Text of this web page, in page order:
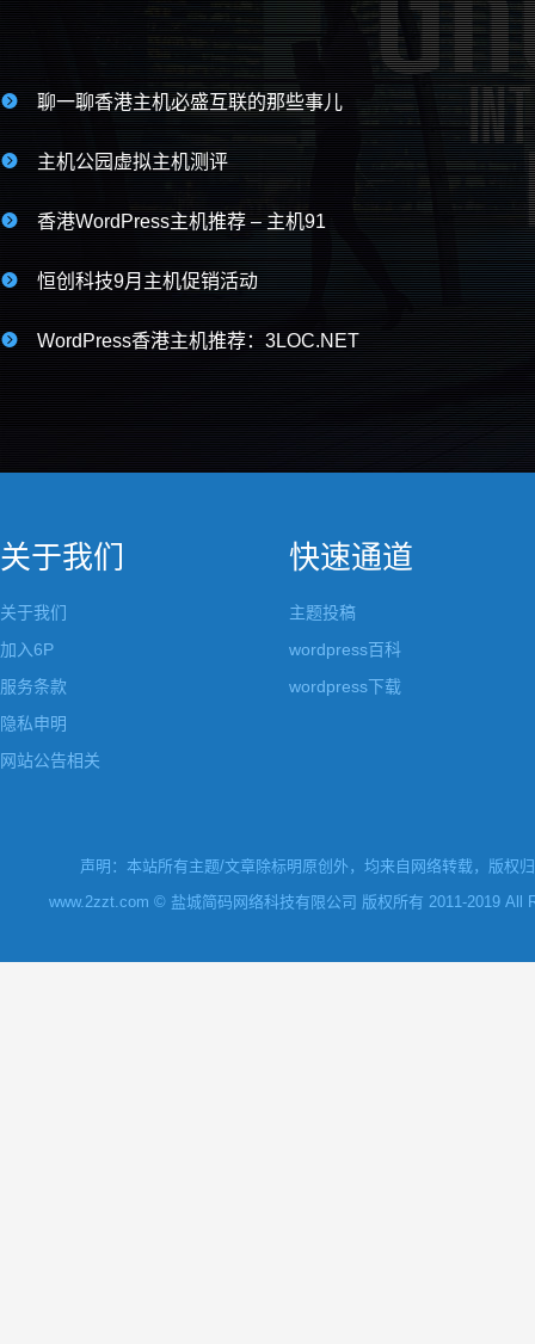
 聊一聊香港主机必盛互联的那些事儿
 主机公园虚拟主机测评
 香港WordPress主机推荐 – 主机91
 恒创科技9月主机促销活动
 WordPress香港主机推荐：3LOC.NET
关于我们
关于我们
加入6P
服务条款
隐私申明
网站公告相关
快速通道
主题投稿
wordpress百科
wordpress下载
声明：本站所有主题/文章除标明原创外，均来自网络转载，版权
www.2zzt.com © 盐城简码网络科技有限公司 版权所有 2011-2019